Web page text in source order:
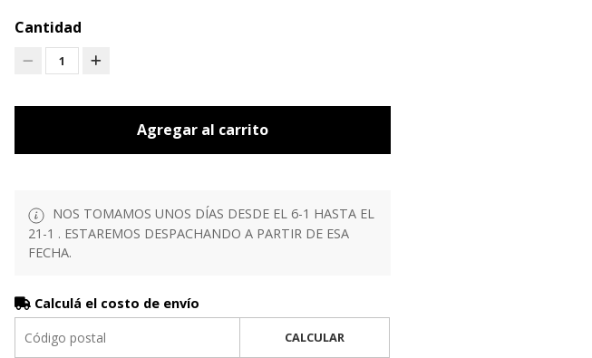
Cantidad
1
Agregar al carrito
NOS TOMAMOS UNOS DÍAS DESDE EL 6-1 HASTA EL
21-1 . ESTAREMOS DESPACHANDO A PARTIR DE ESA
FECHA.
Calculá el costo de envío
CALCULAR